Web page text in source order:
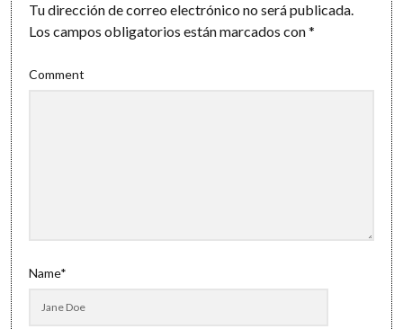
Tu dirección de correo electrónico no será publicada.
Los campos obligatorios están marcados con*
Comment
Name*